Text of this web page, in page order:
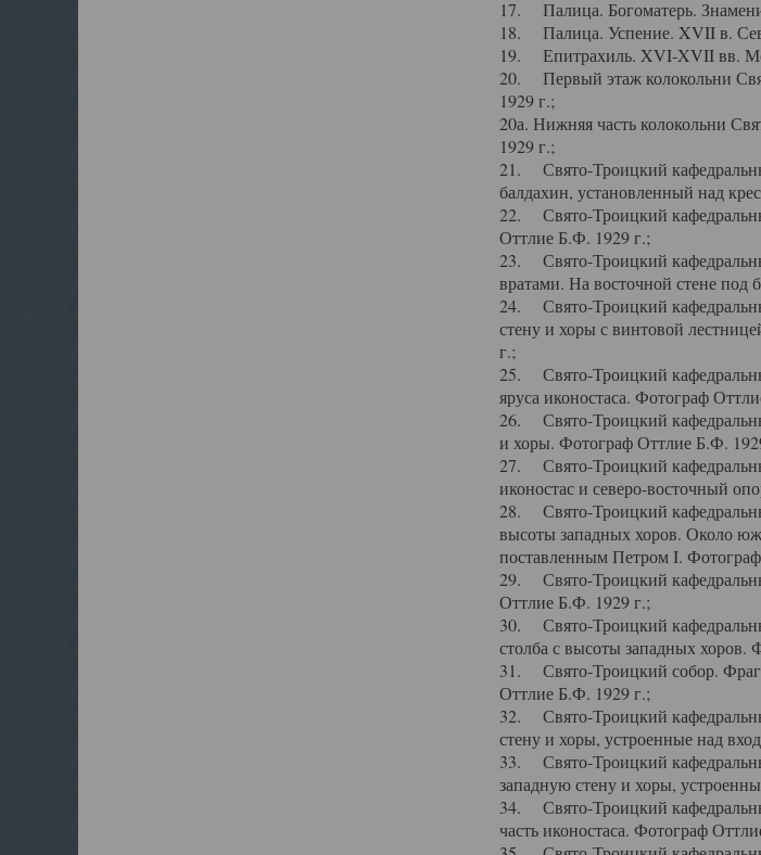
17. Палица. Богоматерь.
18. Палица. Успение. XVII в.
19. Епитрахиль. XVI-XVII вв.
20. Первый этаж колокольни
1929 г.;
20а. Нижняя часть колокольни
1929 г.;
21. Свято-Троицкий
балдахин, установленный над
22. Свято-Троицкий
Оттлие Б.Ф. 1929 г.;
23. Свято-Троицкий
вратами. На восточной стене
24. Свято-Троицкий
стену и хоры с винтовой
г.;
25. Свято-Троицкий
яруса иконостаса. Фотограф
26. Свято-Троицкий
и хоры. Фотограф Оттлие Б.Ф.
27. Свято-Троицкий
иконостас и северо-восточный
28. Свято-Троицкий
высоты западных хоров. Около
поставленным Петром I.
29. Свято-Троицкий
Оттлие Б.Ф. 1929 г.;
30. Свято-Троицкий
столба с высоты западных
31. Свято-Троицкий собор.
Оттлие Б.Ф. 1929 г.;
32. Свято-Троицкий
стену и хоры, устроенные над
33. Свято-Троицкий
западную стену и хоры,
34. Свято-Троицкий
часть иконостаса. Фотограф